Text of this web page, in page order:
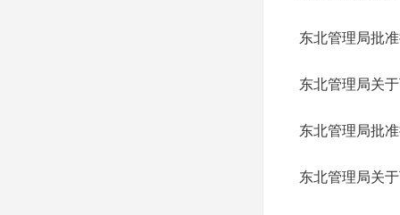
东北管理局批
东北管理局关
东北管理局批
东北管理局关